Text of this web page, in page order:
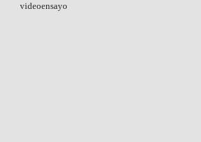
videoensayo